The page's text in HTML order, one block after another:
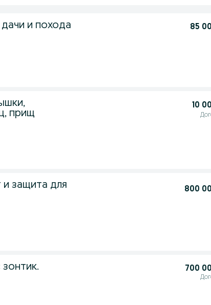
и похода 85
прищ
10
защита для
800
700